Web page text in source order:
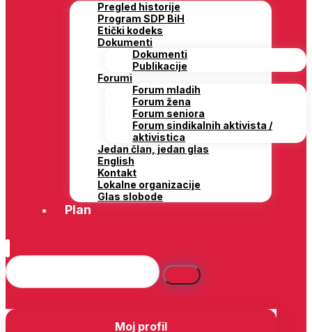
Pregled historije
Program SDP BiH
Etički kodeks
Dokumenti
Dokumenti
Publikacije
Forumi
Forum mladih
Forum žena
Forum seniora
Forum sindikalnih aktivista /
aktivistica
Jedan član, jedan glas
English
Kontakt
Lokalne organizacije
Glas slobode
Plan
Moj profil